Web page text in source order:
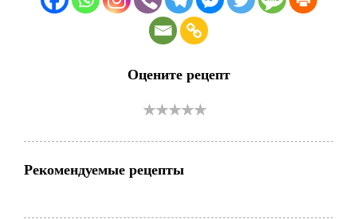
Оцените рецепт
Рекомендуемые рецепты